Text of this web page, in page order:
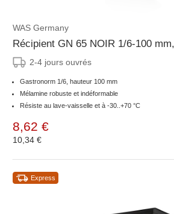
WAS Germany
Récipient GN 65 NOIR 1/6-100
2-4 jours ouvrés
Gastronorm 1/6, hauteur 100 mm
Mélamine robuste et indéformable
Résiste au lave-vaisselle et à -30..+70 °C
8,62 €
10,34 €
Express